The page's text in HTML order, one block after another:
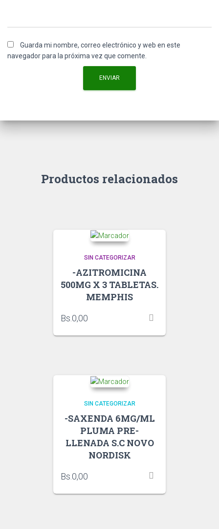
Guarda mi nombre, correo electrónico y web en este
navegador para la próxima vez que comente.
Productos relacionados
SIN CATEGORIZAR
-AZITROMICINA
500MG X 3 TABLETAS.
MEMPHIS
Bs.0,00
SIN CATEGORIZAR
-SAXENDA 6MG/ML
PLUMA PRE-
LLENADA S.C NOVO
NORDISK
Bs. 0,00